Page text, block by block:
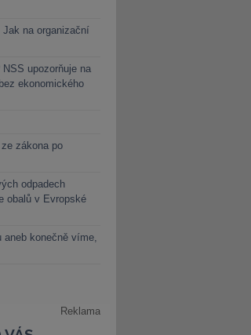
na organizační
upozorňuje na
ekonomického
zákona po
odpadech
obalů v Evropské
aneb konečně víme,